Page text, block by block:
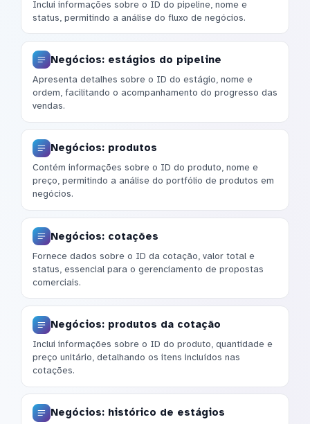
Inclui informações sobre o ID do pipeline, nome e
status, permitindo a análise do fluxo de negócios.
Negócios: estágios do pipeline
Apresenta detalhes sobre o ID do estágio, nome e
ordem, facilitando o acompanhamento do progresso das
vendas.
Negócios: produtos
Contém informações sobre o ID do produto, nome e
preço, permitindo a análise do portfólio de produtos em
negócios.
Negócios: cotações
Fornece dados sobre o ID da cotação, valor total e
status, essencial para o gerenciamento de propostas
comerciais.
Negócios: produtos da cotação
Inclui informações sobre o ID do produto, quantidade e
preço unitário, detalhando os itens incluídos nas
cotações.
Negócios: histórico de estágios